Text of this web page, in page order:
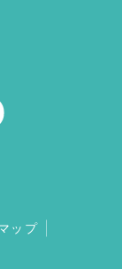
ップ